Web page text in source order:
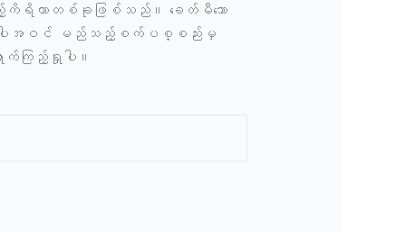
ည့်ကိရိယာတစ်ခုဖြစ်သည်။ ခေတ်မီသော
အပါအဝင် မည်သည့်စက်ပစ္စည်းမှ
က်ကြည့်ရှုပါ။